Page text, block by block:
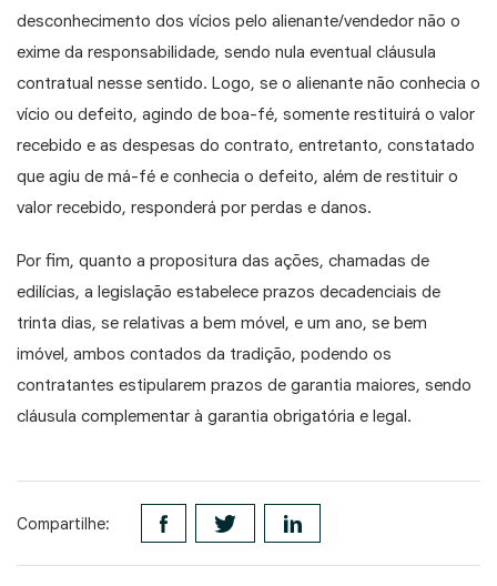
desconhecimento dos vícios pelo alienante/vendedor não o
exime da responsabilidade, sendo nula eventual cláusula
contratual nesse sentido. Logo, se o alienante não conhecia o
vício ou defeito, agindo de boa-fé, somente restituirá o valor
recebido e as despesas do contrato, entretanto, constatado
que agiu de má-fé e conhecia o defeito, além de restituir o
valor recebido, responderá por perdas e danos.
Por fim, quanto a propositura das ações, chamadas de
edilícias, a legislação estabelece prazos decadenciais de
trinta dias, se relativas a bem móvel, e um ano, se bem
imóvel, ambos contados da tradição, podendo os
contratantes estipularem prazos de garantia maiores, sendo
cláusula complementar à garantia obrigatória e legal.
Compartilhe: